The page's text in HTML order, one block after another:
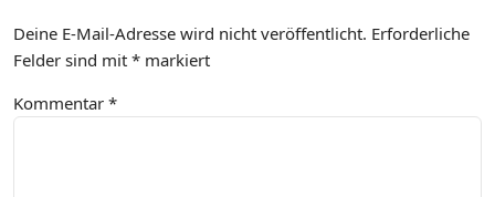
Deine E-Mail-Adresse wird nicht veröffentlicht. Erforderliche
Felder sind mit * markiert
Kommentar *